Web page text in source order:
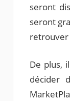
seront
seront
retrouver
De plus,
décider